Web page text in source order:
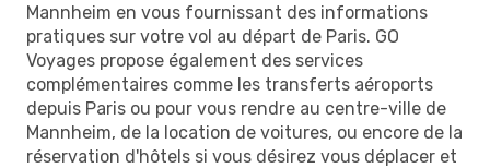
Mannheim en vous fournissant des informations
pratiques sur votre vol au départ de Paris. GO
Voyages propose également des services
complémentaires comme les transferts aéroports
depuis Paris ou pour vous rendre au centre-ville de
Mannheim, de la location de voitures, ou encore de la
réservation d'hôtels si vous désirez vous déplacer et